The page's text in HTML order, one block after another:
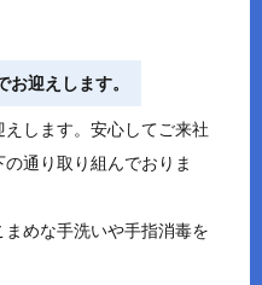
迎えします。
します。安心してご来社
通り取り組んでおりま
まめな手洗いや手指消毒を